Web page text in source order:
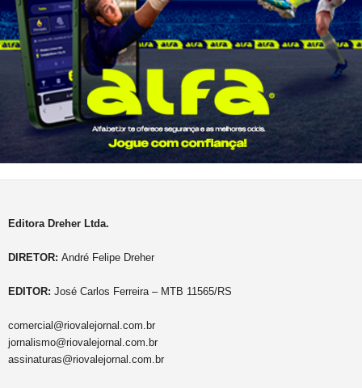
Editora Dreher Ltda.
DIRETOR: André Felipe Dreher
EDITOR: José Carlos Ferreira – MTB 11565/RS
comercial@riovalejornal.com.br
jornalismo@riovalejornal.com.br
assinaturas@riovalejornal.com.br